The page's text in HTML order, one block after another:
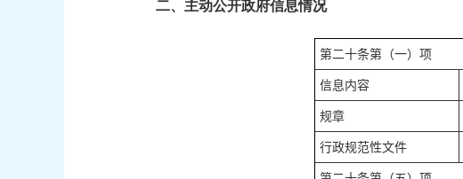
二、主动公开政府信息情况
第二十条第（一）项
信息内容
规章
行政规范性文件